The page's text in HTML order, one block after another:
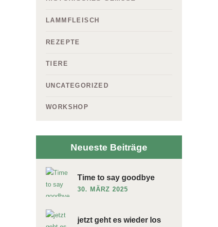
LAMMFLEISCH
REZEPTE
TIERE
UNCATEGORIZED
WORKSHOP
Neueste Beiträge
Time to say goodbye
30. MÄRZ 2025
jetzt geht es wieder los